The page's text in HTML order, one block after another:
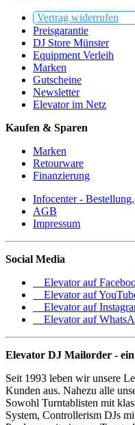
Vertrag widerrufen
Preisgarantie
DJ Store Münster
Equipment Verleih
Marken
Gutscheine
Newsletter
Elevator im Netz
Kaufen & Sparen
Marken
Retourware
Finanzierung
Infocenter -
AGB
Impressum
Social Media
Elevator auf
Elevator auf
Elevator auf
Elevator auf
Elevator DJ Mailorder - ein
Seit 1993 leben wir unsere
Kunden aus. Nahezu alle
Sowohl Turntablisten mit
System, Controllerism DJs